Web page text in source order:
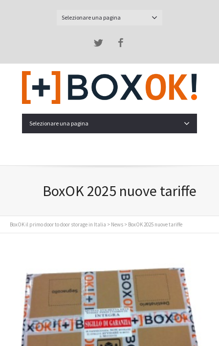
Selezionare una pagina
Twitter
Selezionare una pagina
BoxOK 2025 nuove tariffe
BoxOK il primo door to door storage in Italia > News > BoxOK 2025 nuove tariffe